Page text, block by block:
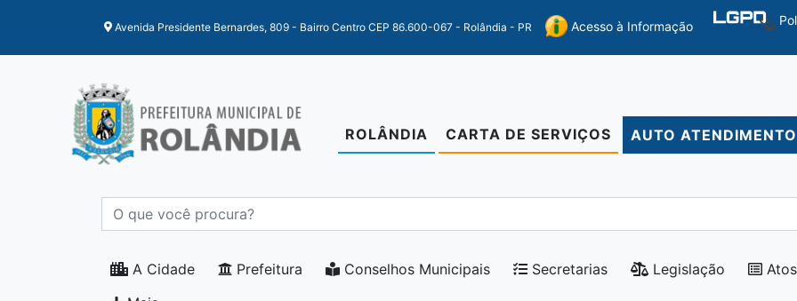
Avenida Presidente Bernardes, 809 - Bairro Centro CEP 86.600-067 - Rolândia - PR Acesso à Informação
ROLÂNDIA CARTA DE SERVIÇOS AUTO ATENDIMENTO
A Cidade Prefeitura Conselhos Municipais Secretarias Legislação